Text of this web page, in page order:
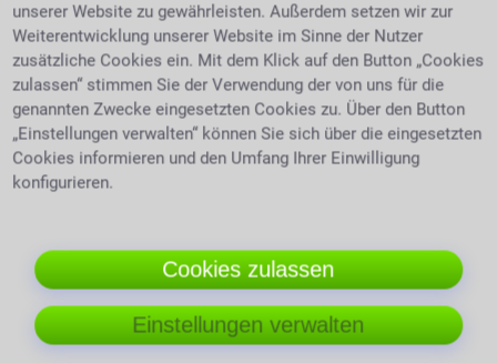
zufriedener Mandant
Bei einem insolventen
Prozessgegner bleibt
man auch im Falle des
Prozessgewinnes auf
seinen Kosten sitzen.
Am besten prüft man
über das
Insolvenzgericht, ob schon erfolglose Vollstreckungen
Insolvenz bleibt nun nur noch die Möglichkeit seine
eigenen Forderungen gegenüber der Gegenseite,
dem Insolvenzverwalter zu melden und dadurch
wenigstens einen Teil seiner Kosten
zurückzubekommen.KostenfaktorBerücksichtigt
unserer Website zu gewährleisten. Außerdem setzen wir zur
Weiterentwicklung unserer Website im Sinne der Nutzer
zusätzliche Cookies ein. Mit dem Klick auf den Button „Cookies
zulassen“ stimmen Sie der Verwendung der von uns für die
genannten Zwecke eingesetzten Cookies zu. Über den Button
„Einstellungen verwalten“ können Sie sich über die eingesetzten
Cookies informieren und den Umfang Ihrer Einwilligung
konfigurieren.
Cookies zulassen
Einstellungen verwalten